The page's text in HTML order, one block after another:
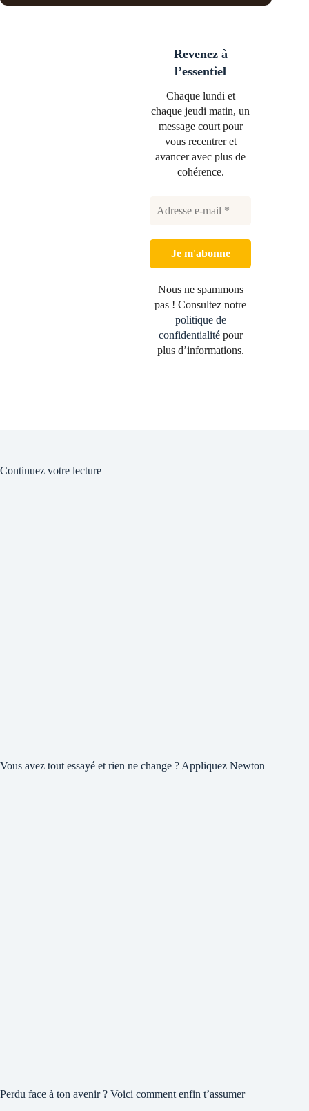
Revenez à
l’essentiel
Chaque lundi et
chaque jeudi matin, un
message court pour
vous recentrer et
avancer avec plus de
cohérence.
Nous ne spammons
pas ! Consultez notre
politique de
confidentialitépour
plus d’informations.
Continuez votre lecture
Vous avez tout essayé et rien ne change ? Appliquez Newton
Perdu face à ton avenir ? Voici comment enfin t’assumer